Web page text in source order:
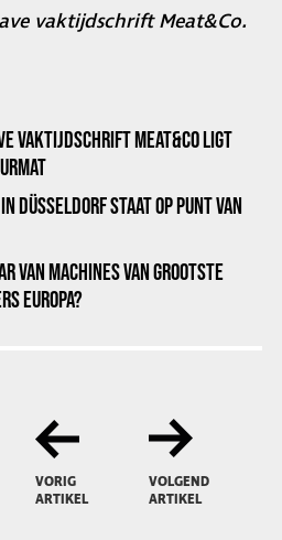
vaktijdschrift Meat&Co.
VAKTIJDSCHRIFT MEAT&CO LIGT
DÜSSELDORF STAAT OP PUNT VAN
VAN MACHINES VAN GROOTSTE
EUROPA?
VORIG
ARTIKEL
VOLGEND
ARTIKEL